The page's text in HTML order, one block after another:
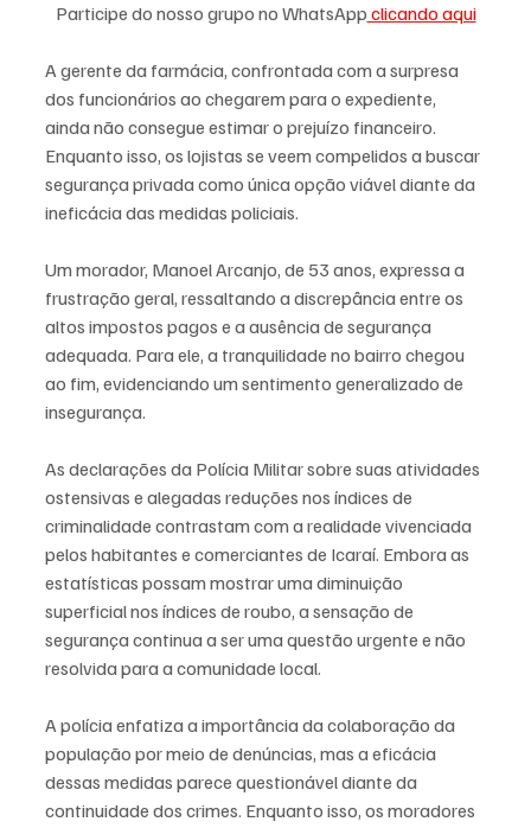
Participe do nosso grupo no WhatsApp clicando aqui
A gerente da farmácia, confrontada com a surpresa
dos funcionários ao chegarem para o expediente,
ainda não consegue estimar o prejuízo financeiro.
Enquanto isso, os lojistas se veem compelidos a buscar
segurança privada como única opção viável diante da
ineficácia das medidas policiais.
Um morador, Manoel Arcanjo, de 53 anos, expressa a
frustração geral, ressaltando a discrepância entre os
altos impostos pagos e a ausência de segurança
adequada. Para ele, a tranquilidade no bairro chegou
ao fim, evidenciando um sentimento generalizado de
insegurança.
As declarações da Polícia Militar sobre suas atividades
ostensivas e alegadas reduções nos índices de
criminalidade contrastam com a realidade vivenciada
pelos habitantes e comerciantes de Icaraí. Embora as
estatísticas possam mostrar uma diminuição
superficial nos índices de roubo, a sensação de
segurança continua a ser uma questão urgente e não
resolvida para a comunidade local.
A polícia enfatiza a importância da colaboração da
população por meio de denúncias, mas a eficácia
dessas medidas parece questionável diante da
continuidade dos crimes. Enquanto isso, os moradores